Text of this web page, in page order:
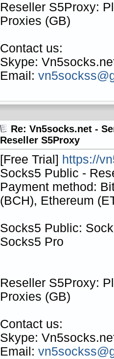
Reseller S5Proxy:
Proxies (GB)
Contact us:
Skype:
Email:
Re: Vn5socks.net -
Reseller S5Proxy
[Free Trial] https://
Socks5 Public -
Payment method:
(BCH), Ethereum
Socks5 Public:
Socks5 Pro
Reseller S5Proxy:
Proxies (GB)
Contact us:
Skype:
Email: